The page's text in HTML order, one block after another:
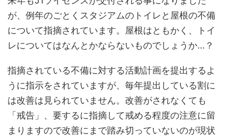
が、例年のごとくスタジアムのトイレと屋根の不備
について指摘されています。屋根はともかく、トイ
レについてはなんとかならないものでしょうか…？
指摘されている不備に対する活動計画を提出するよ
うに指示をされていますが、毎年提出している割に
は改善は見られていません。改善がされなくても
「戒告」、要するに指摘して戒める程度の注意に留
まりますので改善にまで踏み切っていないのが現状